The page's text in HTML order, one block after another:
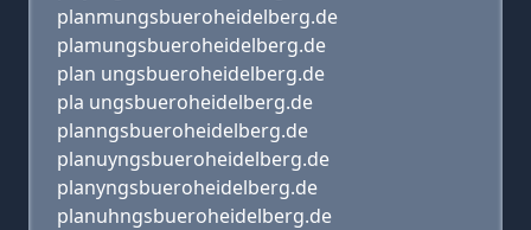
planmungsbueroheidelberg.de
plamungsbueroheidelberg.de
plan ungsbueroheidelberg.de
pla ungsbueroheidelberg.de
planngsbueroheidelberg.de
planuyngsbueroheidelberg.de
planyngsbueroheidelberg.de
planuhngsbueroheidelberg.de